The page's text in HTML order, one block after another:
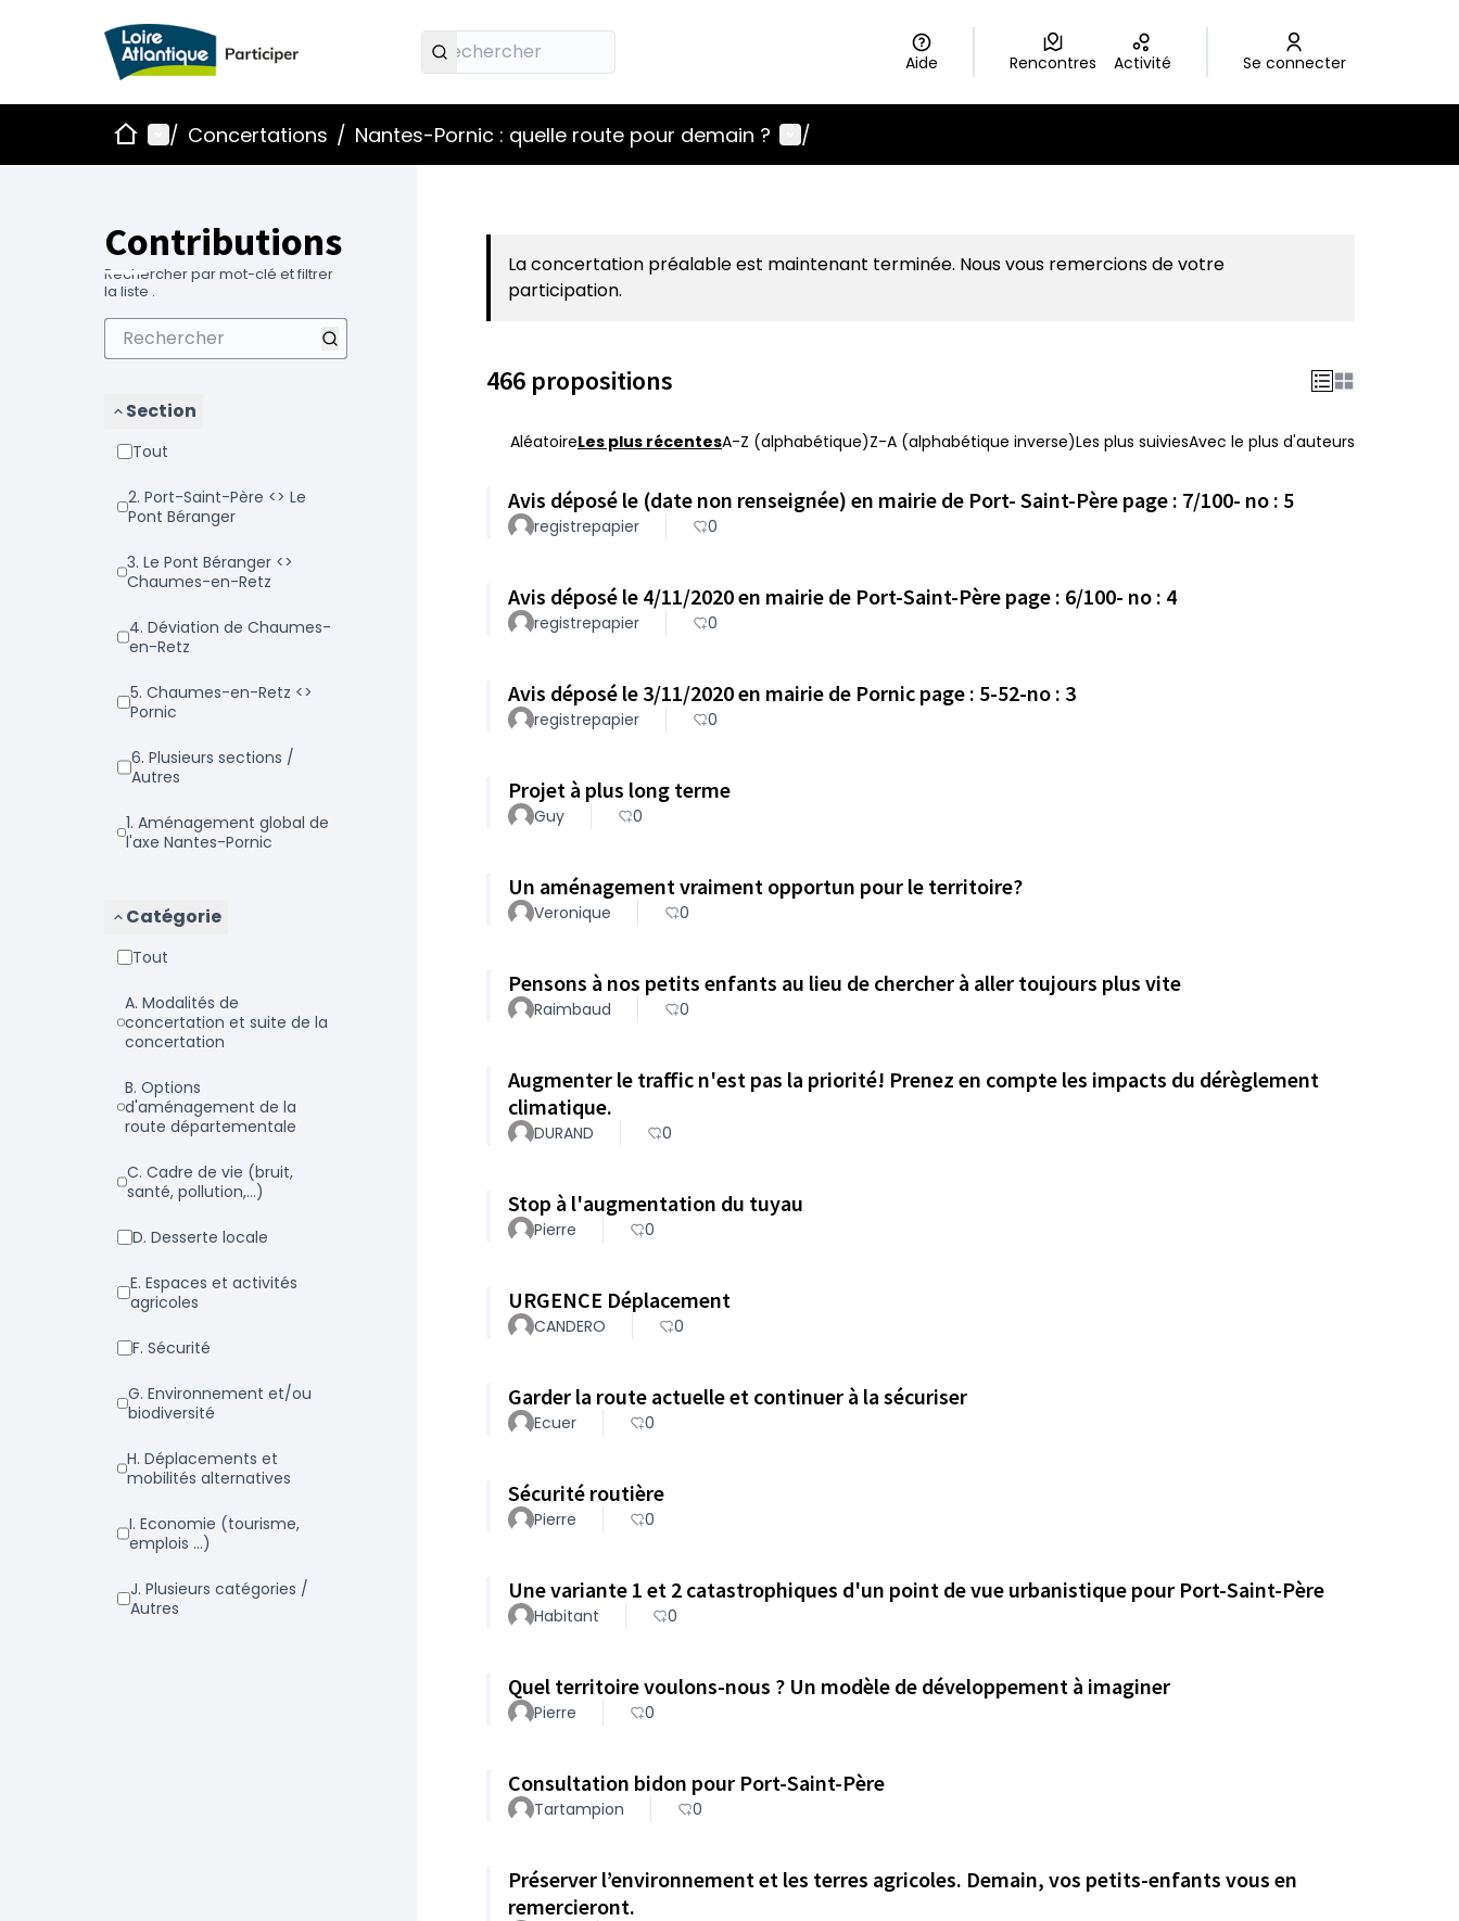
Aide Rencontres Activité Se connecter
AccueilMenu principal
/ Concertations / Nantes-Pornic : quelle route pour demain ? Menu utilisateur
/
Contributions
Rechercher par mot-clé et filtrer
la liste .
Section
Tout
2. Port-Saint-Père <> Le
Pont Béranger
3. Le Pont Béranger <>
Chaumes-en-Retz
4. Déviation de Chaumes-
en-Retz
5. Chaumes-en-Retz <>
Pornic
6. Plusieurs sections /
Autres
1. Aménagement global de
l'axe Nantes-Pornic
Catégorie
Tout
a. Modalités de
concertation et suite de la
concertation
b. Options
d'aménagement de la
route départementale
c. Cadre de vie (bruit,
santé, pollution,...)
d. Desserte locale
e. Espaces et activités
agricoles
f. Sécurité
g. Environnement et/ou
biodiversité
h. Déplacements et
mobilités alternatives
i. Economie (tourisme,
emplois ...)
j. Plusieurs catégories /
Autres
La concertation préalable est maintenant terminée. Nous vous remercions de votre
participation.
466 propositions
AléatoireLes plus récentesA-Z (alphabétique)Z-A (alphabétique inverse)Les plus suiviesAvec le plus d'auteurs
Avis déposé le (date non renseignée) en mairie de Port- Saint-Père page : 7/100- no : 5
registrepapier 0
Avis déposé le 4/11/2020 en mairie de Port-Saint-Père page : 6/100- no : 4
registrepapier 0
Avis déposé le 3/11/2020 en mairie de Pornic page : 5-52-no : 3
registrepapier 0
Projet à plus long terme
Guy 0
Un aménagement vraiment opportun pour le territoire?
Veronique 0
Pensons à nos petits enfants au lieu de chercher à aller toujours plus vite
Raimbaud 0
Augmenter le traffic n'est pas la priorité! Prenez en compte les impacts du dérèglement
climatique.
DURAND 0
Stop à l'augmentation du tuyau
Pierre 0
URGENCE Déplacement
CANDERO 0
Garder la route actuelle et continuer à la sécuriser
Ecuer 0
Sécurité routière
Pierre 0
Une variante 1 et 2 catastrophiques d'un point de vue urbanistique pour Port-Saint-Père
Habitant 0
Quel territoire voulons-nous ? Un modèle de développement à imaginer
Pierre 0
Consultation bidon pour Port-Saint-Père
Tartampion 0
Préserver l’environnement et les terres agricoles. Demain, vos petits-enfants vous en
remercieront.